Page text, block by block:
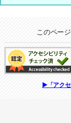
追加情報：外部
このペー
追加情報：アクセ
▶「アク